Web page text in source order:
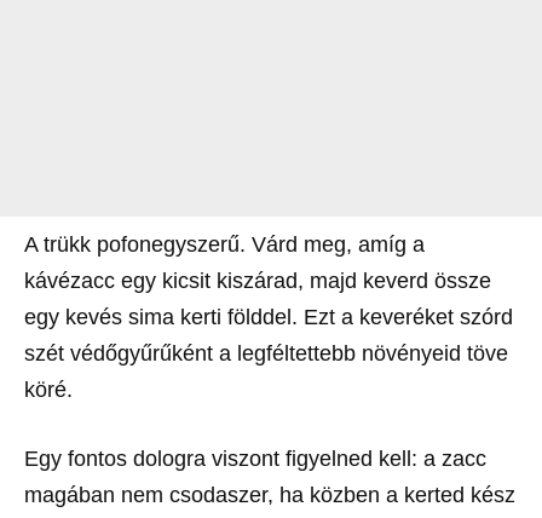
A trükk pofonegyszerű. Várd meg, amíg a
kávézacc egy kicsit kiszárad, majd keverd össze
egy kevés sima kerti földdel. Ezt a keveréket szórd
szét védőgyűrűként a legféltettebb növényeid töve
köré.
Egy fontos dologra viszont figyelned kell: a zacc
magában nem csodaszer, ha közben a kerted kész